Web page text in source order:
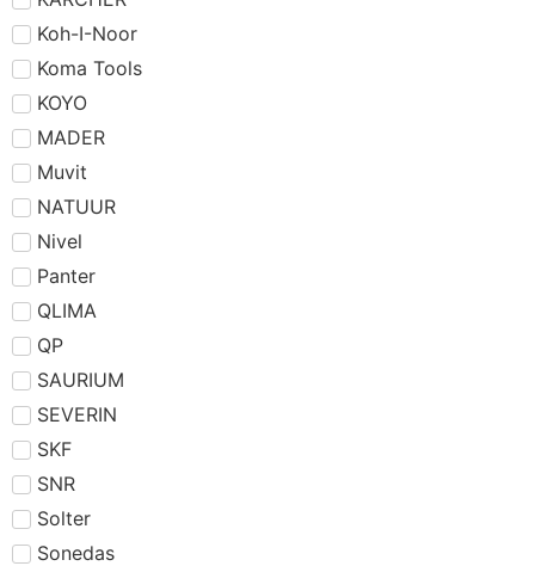
Koh-I-Noor
Koma Tools
KOYO
MADER
Muvit
NATUUR
Nivel
Panter
QLIMA
QP
SAURIUM
SEVERIN
SKF
SNR
Solter
Sonedas